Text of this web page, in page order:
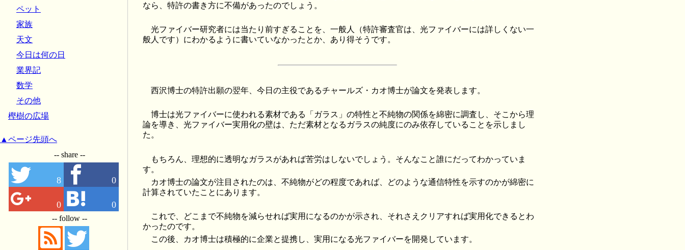
なら、特許の書き方に不備があったのでしょう。
光ファイバー研究者には当たり前すぎることを、一般人（特許審査官は、光ファイバーには詳しくない一
般人です）にわかるように書いていなかったとか、あり得そうです。
西沢博士の特許出願の翌年、今日の主役であるチャールズ・カオ博士が論文を発表します。
博士は光ファイバーに使われる素材である「ガラス」の特性と不純物の関係を綿密に調査し、そこから理
論を導き、光ファイバー実用化の壁は、ただ素材となるガラスの純度にのみ依存していることを示しまし
た。
もちろん、理想的に透明なガラスがあれば苦労はしないでしょう。そんなこと誰にだってわかっていま
す。
カオ博士の論文が注目されたのは、不純物がどの程度であれば、どのような通信特性を示すのかが綿密に
計算されていたことにあります。
これで、どこまで不純物を減らせれば実用になるのかが示され、それさえクリアすれば実用化できるとわ
かったのです。
この後、カオ博士は積極的に企業と提携し、実用になる光ファイバーを開発しています。
ペット
家族
天文
今日は何の日
業界記
数学
その他
樫樹の広場
▲ページ先頭へ
-- share --
8 0
0 0
-- follow --